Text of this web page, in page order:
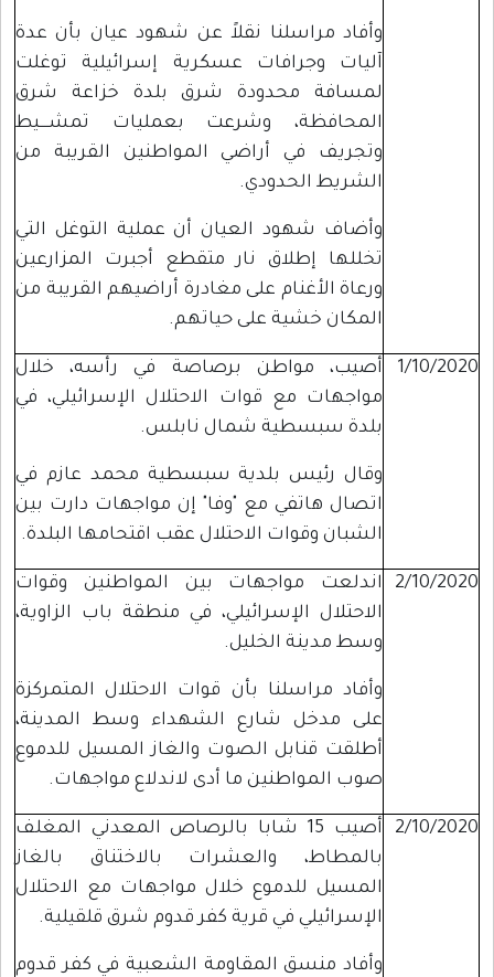
وأفاد مراسلنا نقلاً عن شهود عيان بأن عدة
آليات وجرافات عسكرية إسرائيلية توغلت
لمسافة محدودة شرق بلدة خزاعة شرق
المحافظة، وشرعت بعمليات تمشــــيط
وتجريف في أراضي المواطنين القريبة من
الشريط الحدودي.
وأضاف شهود العيان أن عملية التوغل التي
تخللها إطلاق نار متقطع أجبرت المزارعين
ورعاة الأغنام على مغادرة أراضيهم القريبة من
المكان خشية على حياتهم.
1/10/2020
أصيب، مواطن برصاصة في رأسه، خلال
مواجهات مع قوات الاحتلال الإسرائيلي، في
بلدة سبسطية شمال نابلس.
وقال رئيس بلدية سبسطية محمد عازم في
اتصال هاتفي مع "وفا" إن مواجهات دارت بين
الشبان وقوات الاحتلال عقب اقتحامها البلدة.
2/10/2020
اندلعت مواجهات بين المواطنين وقوات
الاحتلال الإسرائيلي، في منطقة باب الزاوية،
وسط مدينة الخليل.
وأفاد مراسلنا بأن قوات الاحتلال المتمركزة
على مدخل شارع الشهداء وسط المدينة،
أطلقت قنابل الصوت والغاز المسيل للدموع
صوب المواطنين ما أدى لاندلاع مواجهات.
2/10/2020
أصيب 15 شابا بالرصاص المعدني المغلف
بالمطاط، والعشرات بالاختناق بالغاز
المسيل للدموع خلال مواجهات مع الاحتلال
الإسرائيلي في قرية كفر قدوم شرق قلقيلية.
وأفاد منسق المقاومة الشعبية في كفر قدوم